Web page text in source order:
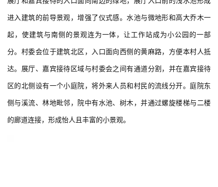
进入建筑的前导景观，增强了仪式感。水池与微地形和高大乔木一
起，使建筑与南侧的景观连为一体，让工作站成为小公园的一部
分。村委会位于建筑北区，入口面向西侧的黄麻路，方便本村人抵
达。展厅、嘉宾接待区域与村委会之间有通道分割，并在嘉宾接待
区的北侧设有一个小庭院，将外来人员和村民的流线分开。庭院东
侧与溪流、林地毗邻，院中有水池、树木，并通过螺旋楼梯与二楼
的廊道连接，形成怡人且丰富的小景观。